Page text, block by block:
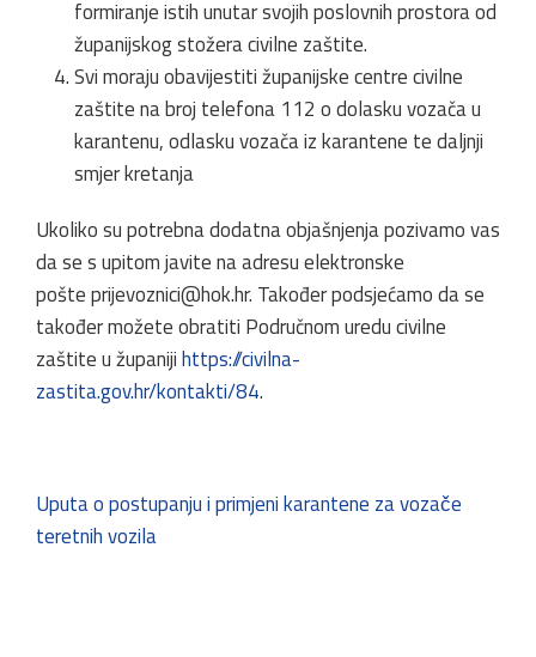
formiranje istih unutar svojih poslovnih prostora od
županijskog stožera civilne zaštite.
Svi moraju obavijestiti županijske centre civilne
zaštite na broj telefona 112 o dolasku vozača u
karantenu, odlasku vozača iz karantene te daljnji
smjer kretanja
Ukoliko su potrebna dodatna objašnjenja pozivamo vas
da se s upitom javite na adresu elektronske
pošteprijevoznici@hok.hr. Također podsjećamo da se
također možete obratiti Područnom uredu civilne
zaštite u županijihttps://civilna-
zastita.gov.hr/kontakti/84.
Uputa o postupanju i primjeni karantene za vozače
teretnih vozila